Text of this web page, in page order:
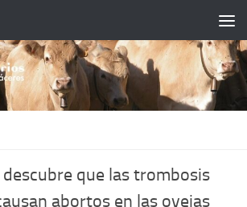
que las trombosis
abortos en las ovejas